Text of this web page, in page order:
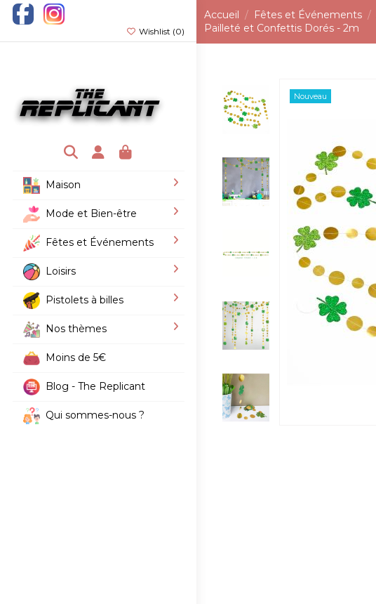
Wishlist (0)
Maison
Mode et Bien-être
Fêtes et Événements
Loisirs
Pistolets à billes
Nos thèmes
Moins de 5€
Blog - The Replicant
Qui sommes-nous ?
Accueil Fêtes et Événements
Pailleté et Confettis Dorés - 2m
Nouveau